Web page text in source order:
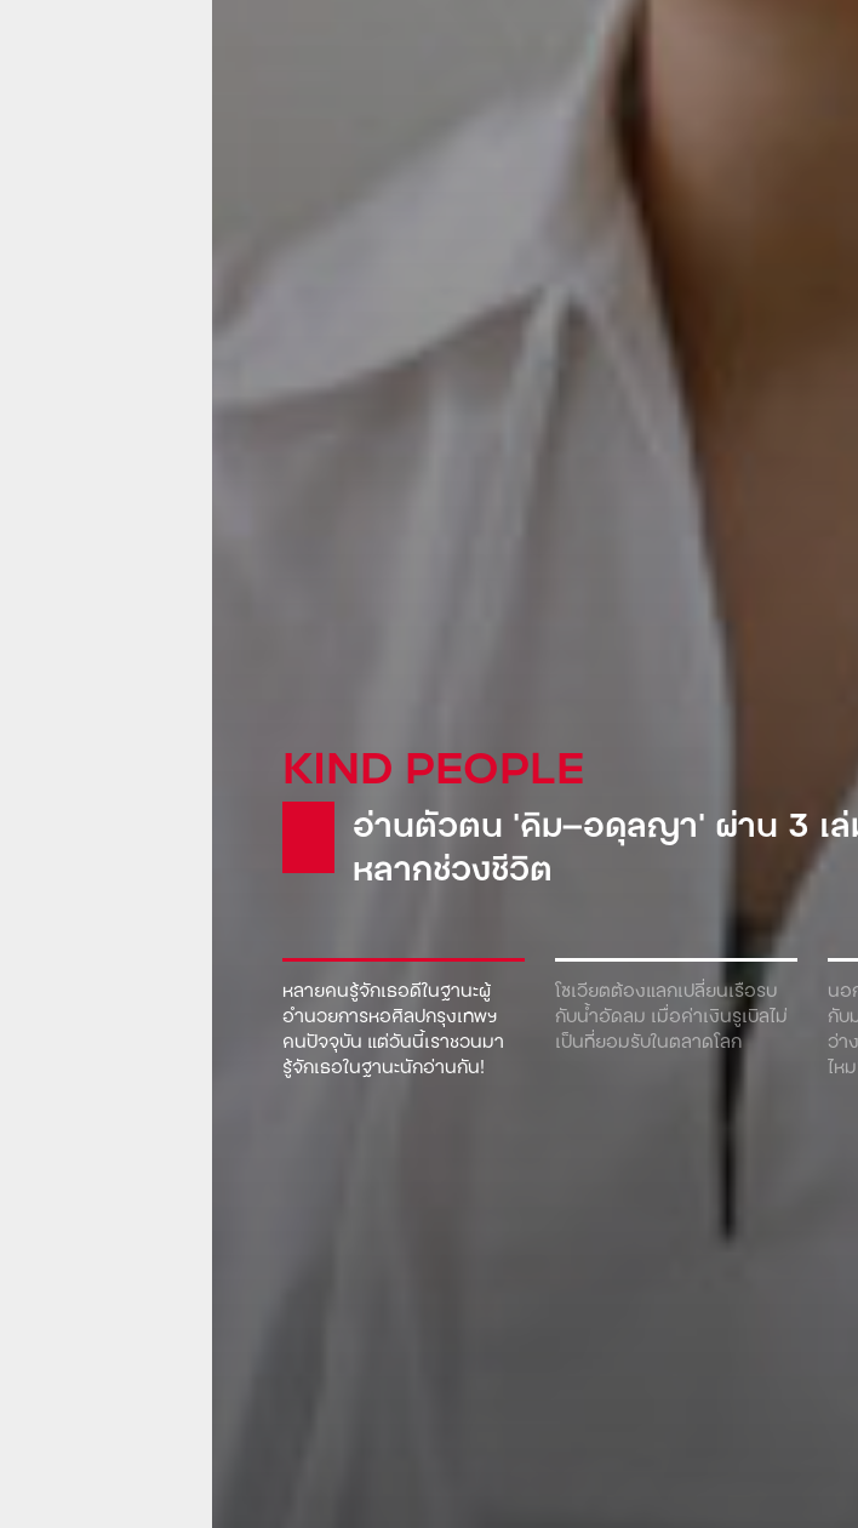
หลายคนรู้จักเธอดีในฐานะผู้
อำนวยการหอศิลปกรุงเทพฯ
คนปัจจุบัน แต่วันนี้เราชวนมา
รู้จักเธอในฐานะนักอ่านกัน!
โซเวียตต้องแลกเปลี่ยนเรือรบ
กับน้ำอัดลม เมื่อค่าเงินรูเบิลไม่
เป็นที่ยอมรับในตลาดโลก
นอ
กับ
ว่า
ไห
KIND GLOBAL
Pepsi: น้ำอัดลมเจ้าแรกที่เข้าม
ขายเรือดำน้ำเพื่อแลกกับเครื่องดื่